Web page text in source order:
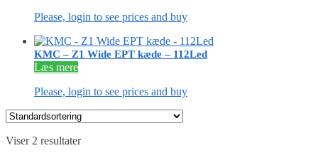
Please, login to see prices and buy
KMC – Z1 Wide EPT kæde – 112Led
Læs mere
Please, login to see prices and buy
Viser 2 resultater